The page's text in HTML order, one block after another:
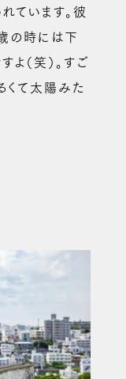
ています。彼
の時には下
（笑）。すご
くて太陽みた